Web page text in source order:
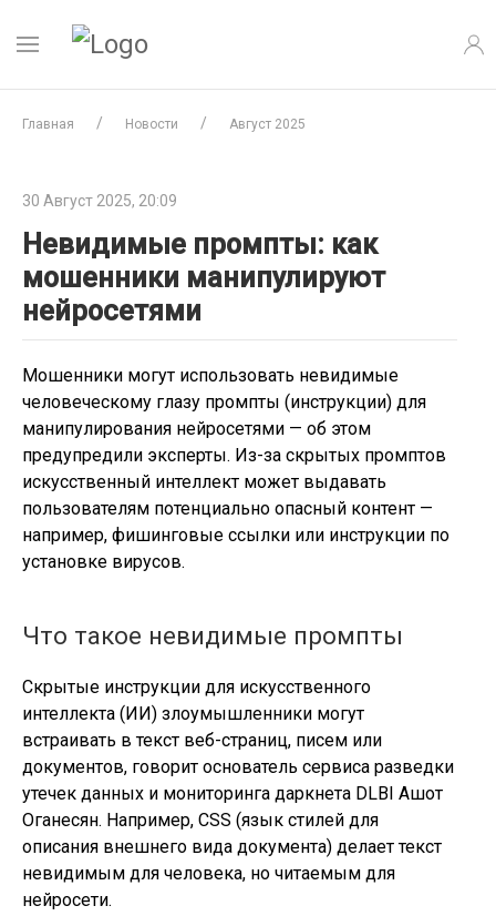
Главная Новости Август 2025
30 Август 2025, 20:09
Невидимые промпты: как
мошенники манипулируют
нейросетями
Мошенники могут использовать невидимые
человеческому глазу промпты (инструкции) для
манипулирования нейросетями — об этом
предупредили эксперты. Из-за скрытых промптов
искусственный интеллект может выдавать
пользователям потенциально опасный контент —
например, фишинговые ссылки или инструкции по
установке вирусов.
Что такое невидимые промпты
Скрытые инструкции для искусственного
интеллекта (ИИ) злоумышленники могут
встраивать в текст веб-страниц, писем или
документов, говорит основатель сервиса разведки
утечек данных и мониторинга даркнета DLBI Ашот
Оганесян. Например, CSS (язык стилей для
описания внешнего вида документа) делает текст
невидимым для человека, но читаемым для
нейросети.